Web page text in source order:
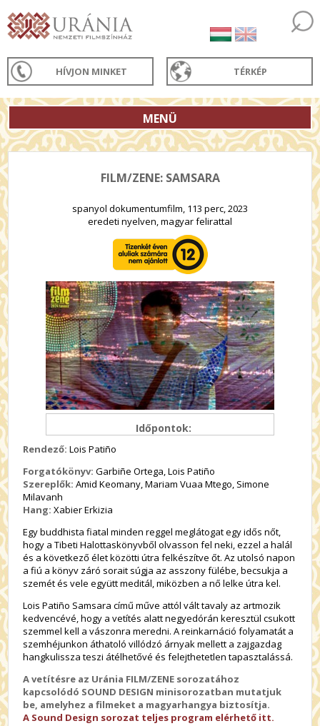
HÍVJON MINKET TÉRKÉP
MENÜ
FILM/ZENE: SAMSARA
spanyol dokumentumfilm, 113 perc, 2023
eredeti nyelven, magyar felirattal
Időpontok:
Rendező: Lois Patiño
Forgatókönyv:Garbiñe Ortega, Lois Patiño
Szereplők: Amid Keomany, Mariam Vuaa Mtego, Simone
Milavanh
Hang: Xabier Erkizia
Egy buddhista fiatal minden reggel meglátogat egy idős nőt,
hogy a Tibeti Halottaskönyvből olvasson fel neki, ezzel a halál
és a következő élet közötti útra felkészítve őt. Az utolsó napon
a fiú a könyv záró sorait súgja az asszony fülébe, becsukja a
szemét és vele együtt meditál, miközben a nő lelke útra kel.
Lois Patiño Samsara című műve attól vált tavaly az artmozik
kedvencévé, hogy a vetítés alatt negyedórán keresztül csukott
szemmel kell a vászonra meredni. A reinkarnáció folyamatát a
szemhéjunkon áthatoló villódzó árnyak mellett a zajgazdag
hangkulissza teszi átélhetővé és felejthetetlen tapasztalássá.
A vetítésre az Uránia FILM/ZENE sorozatához
kapcsolódó SOUND DESIGN minisorozatban mutatjuk
be, amelyhez a filmeket a magyarhangya biztosítja.
A Sound Design sorozat teljes program elérhető itt.